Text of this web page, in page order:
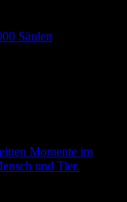
Säulen
Momente im
und Tier.